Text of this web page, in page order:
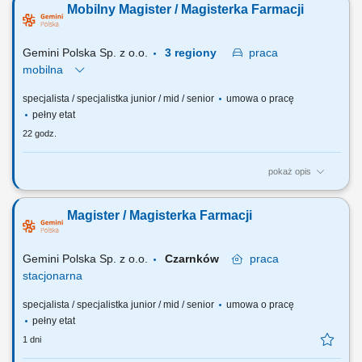
Mobilny Magister / Magisterka Farmacji
Gemini Polska Sp. z o.o.
praca
mobilna
specjalista / specjalistka junior / mid / senior
umowa o pracę
pełny etat
22 godz.
pokaż opis
Czego możesz się spodziewać? dynamiki pracy – z jednej strony
to Ty jesteś ekspertem – wierzymy w Twoją fachową wiedzę, dlatego
każdemu Pacjentowi możesz poświęcić tyle czasu, ile potrzebujesz i to
Magister / Magisterka Farmacji
Gemini Polska Sp. z o.o. Czarnków
praca
stacjonarna
specjalista / specjalistka junior / mid / senior
umowa o pracę
pełny etat
1 dni